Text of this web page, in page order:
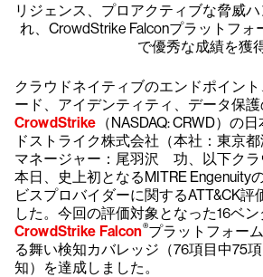
リジェンス、プロアクティブな脅威
れ、CrowdStrike Falconプラットフォ
で優秀な成績を獲
クラウドネイティブのエンドポイン
ード、アイデンティティ、データ保護
CrowdStrike （NASDAQ: CRWD）の
ドストライク株式会社（本社：東京
マネージャー：尾羽沢 功、以下クラ
本日、史上初となるMITRE Engenuity
ビスプロバイダーに関するATT&CK評
した。今回の評価対象となった16ベン
CrowdStrike Falcon®プラットフォー
る舞い検知カバレッジ（76項目中75
知）を達成しました。